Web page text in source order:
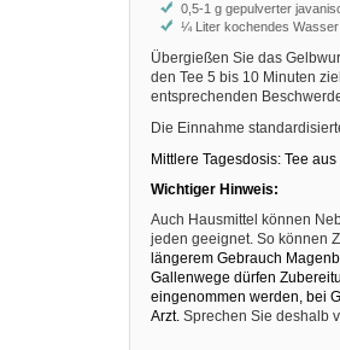
0,5-1 g gepulverter
¼ Liter kochendes Wasser
Übergießen Sie das
den Tee 5 bis 10 Minuten
entsprechenden
Die Einnahme
Mittlere Tagesdosis: Tee
Wichtiger Hinweis:
Auch Hausmittel können
jeden geeignet. So können
längerem Gebrauch
Gallenwege dürfen
eingenommen werden, bei
Arzt. Sprechen Sie deshalb